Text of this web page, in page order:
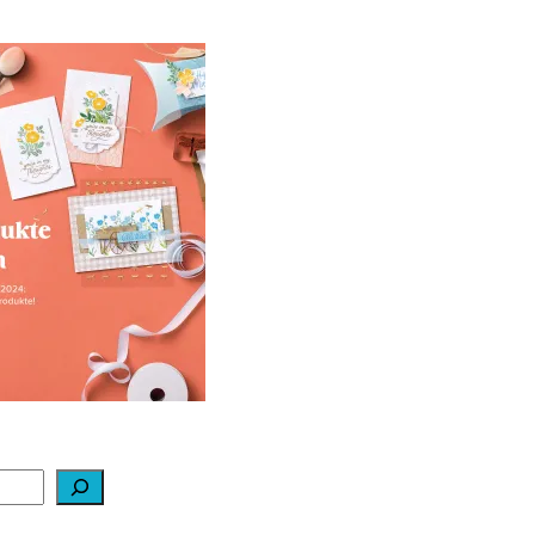
a-bration 2024
Stampin‘ Up!
Februar 2024